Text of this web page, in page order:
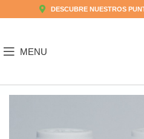
DESCUBRE NUESTROS
MENU